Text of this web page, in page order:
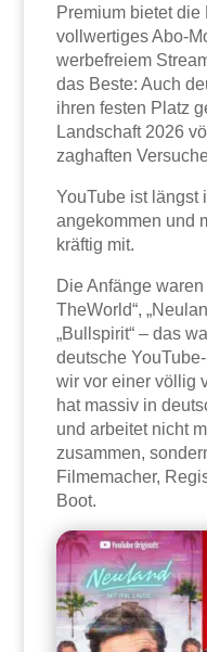
Premium bietet
vollwertiges Abo-
werbefreiem
das Beste: Auch
ihren festen Platz
Landschaft 2026
zaghaften
YouTube ist längst
angekommen und
kräftig mit.
Die Anfänge
TheWorld“,
„Bullspirit“ – das
deutsche
wir vor einer völlig
hat massiv in
und arbeitet nicht
zusammen,
Filmemacher,
Boot.